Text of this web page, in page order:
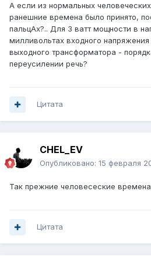
А если из нормальных
ранешние времена было принято,
пальцАх?.. Для 3 ватт мощности в
милливольтах входного
выходного трансформатора -
переусилении речь?
Цитата
CHEL_EV
Опубликовано: 15 февраля
Так прежние человесеские
Цитата